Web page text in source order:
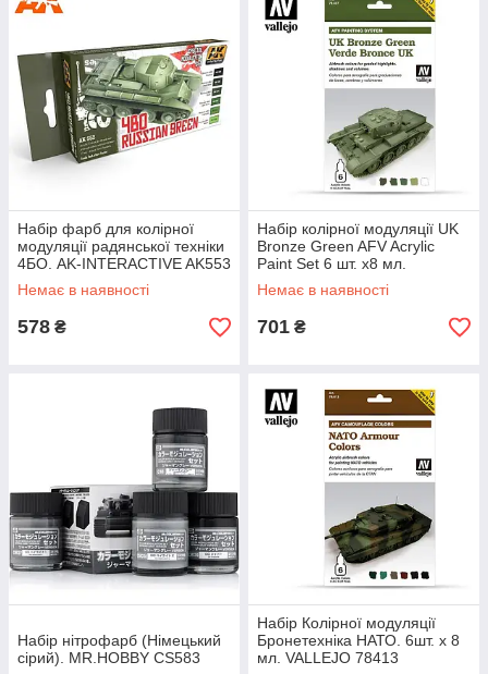
Набір фарб для колірної
модуляції радянської техніки
4БО. AK-INTERACTIVE AK553
Немає в наявності
578 ₴
Набір колірної модуляції UK
Bronze Green AFV Acrylic
Paint Set 6 шт. x8 мл.
VALLEJO 78407
Немає в наявності
701 ₴
Набір нітрофарб (Німецький
сірий). MR.HOBBY CS583
Набір Колірної модуляції
Бронетехніка НАТО. 6шт. х 8
мл. VALLEJO 78413